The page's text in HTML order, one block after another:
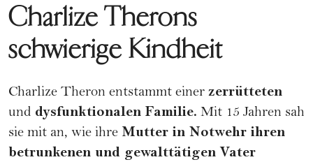
Charlize Therons
schwierige Kindheit
Charlize Theron entstammt einer zerrütteten
und dysfunktionalen Familie. Mit 15 Jahren sah
sie mit an, wie ihre Mutter in Notwehr ihren
betrunkenen und gewalttätigen Vater